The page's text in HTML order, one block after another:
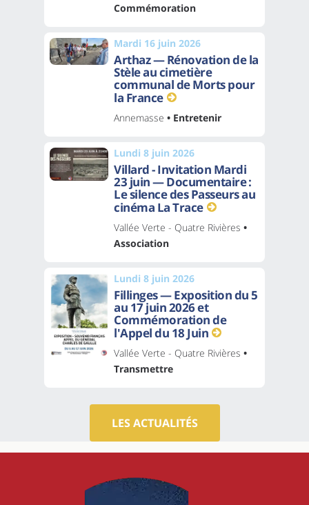
Commémoration
Mardi 16 juin 2026
Arthaz — Rénovation de la
Stèle au cimetière
communal de Morts pour
la France
Annemasse • Entretenir
Lundi 8 juin 2026
Villard - Invitation Mardi
23 juin — Documentaire :
Le silence des Passeurs au
cinéma La Trace
Vallée Verte - Quatre Rivières •
Association
Lundi 8 juin 2026
Fillinges — Exposition du 5
au 17 juin 2026 et
Commémoration de
l'Appel du 18 Juin
Vallée Verte - Quatre Rivières •
Transmettre
LES ACTUALITÉS